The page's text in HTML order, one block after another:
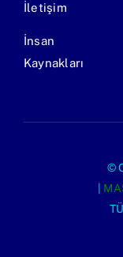
İletişim
İnsan
Kaynakları
Endüstriyel
Evsel Atıksu
©